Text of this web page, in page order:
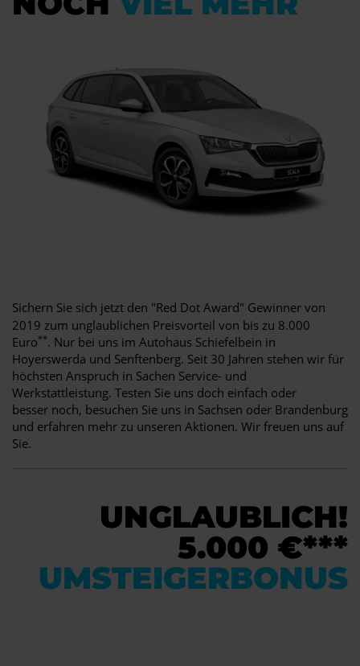
Sichern Sie sich jetzt den "Red Dot Award" Gewinner von
2019 zum unglaublichen Preisvorteil von bis zu 8.000
Euro**. Nur bei uns im Autohaus Schiefelbein in
Hoyerswerda und Senftenberg. Seit 30 Jahren stehen wir für
höchsten Anspruch in Sachen Service- und
Werkstattleistung. Testen Sie uns doch einfach oder
besser noch, besuchen Sie uns in Sachsen oder Brandenburg
und erfahren mehr zu unseren Aktionen. Wir freuen uns auf
Sie.
UNGLAUBLICH!
5.000 €***
UMSTEIGERBONUS